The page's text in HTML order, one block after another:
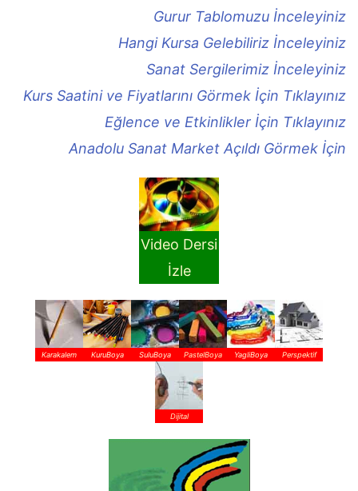
Gurur Tablomuzu İnceleyiniz
Hangi Kursa Gelebiliriz İnceleyiniz
Sanat Sergilerimiz İnceleyiniz
Kurs Saatini ve Fiyatlarını Görmek İçin Tıklayınız
Eğlence ve Etkinlikler İçin Tıklayınız
Anadolu Sanat Market Açıldı Görmek İçin
Video Dersi
İzle
Karakalem KuruBoya SuluBoya PastelBoya YagliBoya Perspektif
Dijital